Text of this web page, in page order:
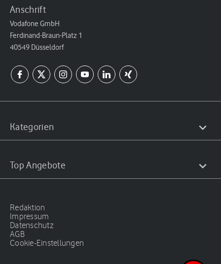
Anschrift
Vodafone GmbH
Ferdinand-Braun-Platz 1
40549 Düsseldorf
Kategorien
Top Angebote
Redaktion
Impressum
Datenschutz
AGB
Cookie-Einstellungen